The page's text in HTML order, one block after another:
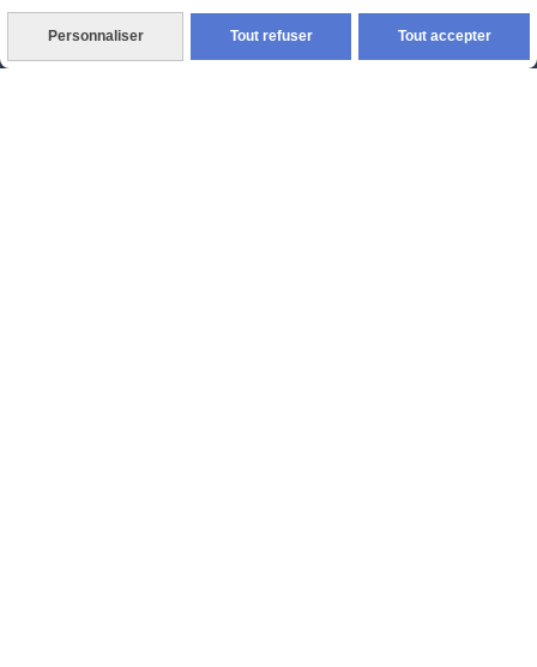
Personnaliser Tout refuser Tout accepter